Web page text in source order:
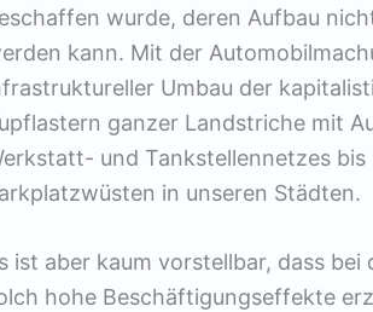
wurde, deren Aufbau
kann. Mit der
Umbau der
ganzer Landstriche mit
und Tankstellennetzes
in unseren Städten.
ist aber kaum vorstellbar, dass
hohe Beschäftigungseffekte